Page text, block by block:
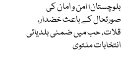
بلوچستان؛ امن و امان کی
صورتحال کے باعث خضدار،
قلات، حب میں ضمنی بلدیاتی
انتخابات ملتوی